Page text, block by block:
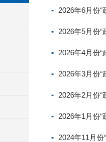
2026年6月份
2026年5月份
2026年4月份
2026年3月份
2026年2月份
2026年1月份
2024年11月